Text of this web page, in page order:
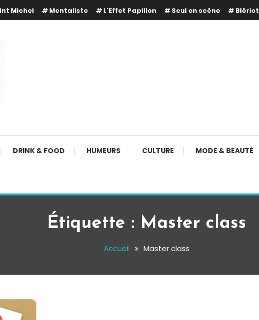
Michel Mentaliste L'Effet Papillon Seul en scène Blériot
DRINK & FOOD HUMEURS CULTURE MODE & BEAUTÉ
Étiquette : Master class
Accueil Master class